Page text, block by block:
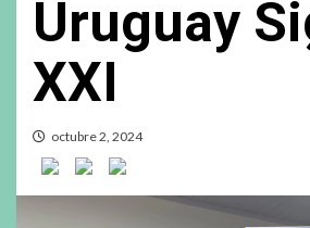
Uruguay
XXI
octubre 2, 2024